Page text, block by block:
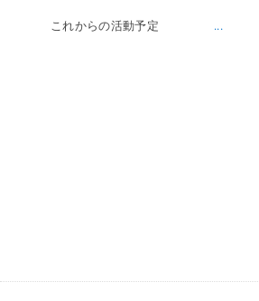
これからの活動予定 ...